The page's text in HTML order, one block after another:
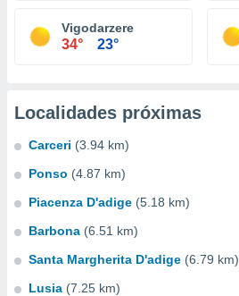
Vigodarzere
34° 23°
Localidades próximas
Carceri (3.94 km)
Ponso (4.87 km)
Piacenza D'adige (5.18 km)
Barbona (6.51 km)
Santa Margherita D'adige (6.79 km)
Lusia (7.25 km)